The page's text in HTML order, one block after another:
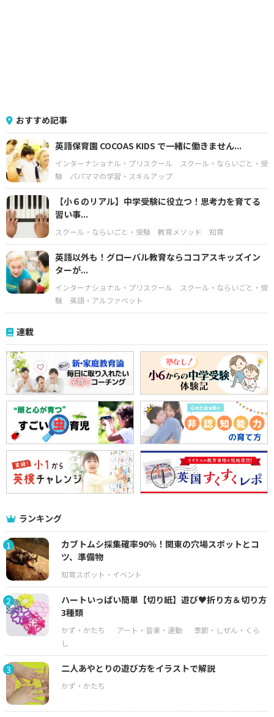
おすすめ記事
英語保育園 COCOAS KIDS で一緒に働きません...
インターナショナル・プリスクール
スクール・ならいごと・受
験
パパママの学習・スキルアップ
【小６のリアル】中学受験に役立つ！思考力を育てる
習い事...
スクール・ならいごと・受験 教育メソッド 知育
英語以外も！グローバル教育ならココアスキッズイン
ターが...
インターナショナル・プリスクール
スクール・ならいごと・受
験
英語・アルファベット
連載
ランキング
1
カブトムシ採集確率90％！関東の穴場スポットとコ
ツ、準備物
2
ハートいっぱい簡単【切り紙】遊び♥折り方＆切り方
3種類
3 二人あやとりの遊び方をイラストで解説